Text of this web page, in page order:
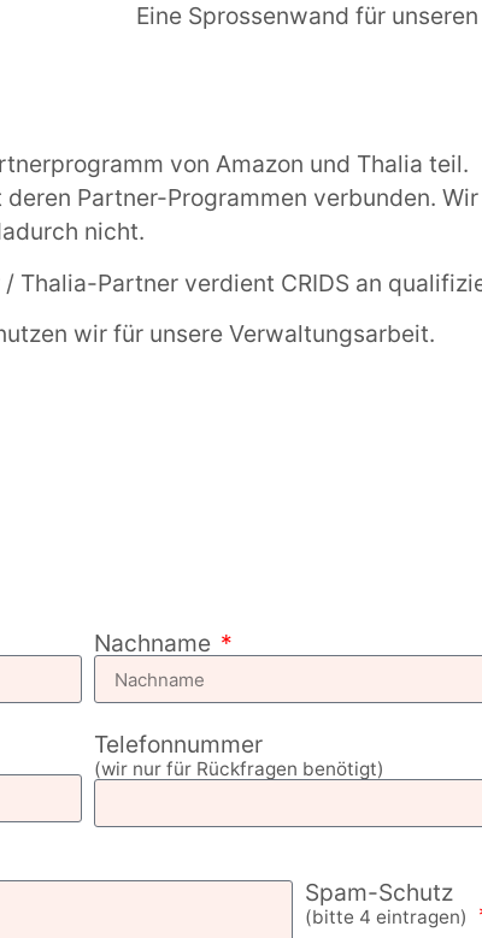
Eine Sprossenwand für
von Amazon und Thalia teil.
Partner-Programmen verbunden.
nicht.
Thalia-Partner verdient CRIDS an
wir für unsere Verwaltungsarbeit.
Nachname
Telefonnummer
(wir nur für Rückfragen benötigt)
Spam-Schutz
(bitte 4 eintragen)